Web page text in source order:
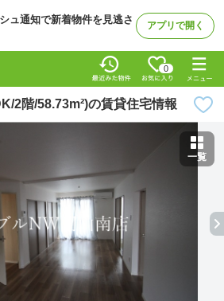
ュ通知で新着物件を見逃さ
アプリで開く
0
2階/58.73m²)の賃貸住宅情報
一覧